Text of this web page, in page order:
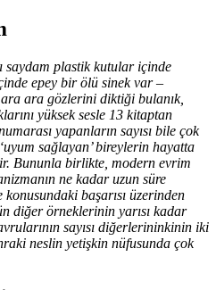
saydam plastik kutular içinde
epey bir ölü sinek var –
ara gözlerini diktiği bulanık,
yüksek sesle 13 kitaptan
yapanların sayısı bile çok
sağlayan’ bireylerin hayatta
Bununla birlikte, modern evrim
ne kadar uzun süre
başarısı üzerinden
diğer örneklerinin yarısı kadar
sayısı diğerlerininkinin iki
neslin yetişkin nüfusunda çok